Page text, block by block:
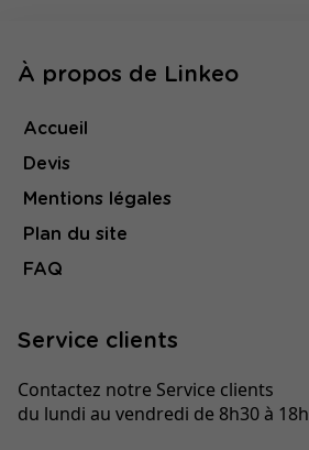
À propos de Linkeo
Accueil
Devis
Mentions légales
Plan du site
FAQ
Service clients
Contactez notre Service clients
du lundi au vendredi de 8h30 à 18h